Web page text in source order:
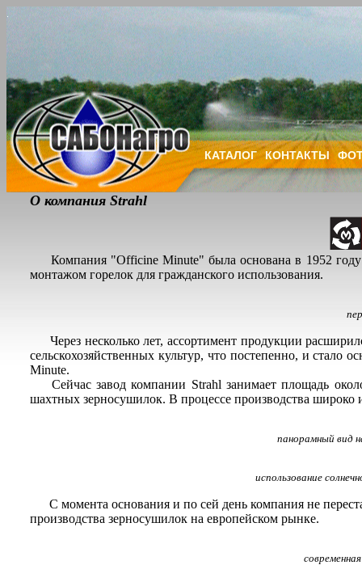
О компания Strahl
КАТАЛОГ КОНТАКТЫ
Компания "Officine Minute" была основана в 1952
монтажом горелок для гражданского использования.
Через несколько лет, ассортимент продукции
сельскохозяйственных культур, что постепенно, и стало
Minute.
Сейчас завод компании Strahl занимает площадь
шахтных зерносушилок. В процессе производства широко
панорамный вид
использование
С момента основания и по сей день компания не
производства зерносушилок на европейском рынке.